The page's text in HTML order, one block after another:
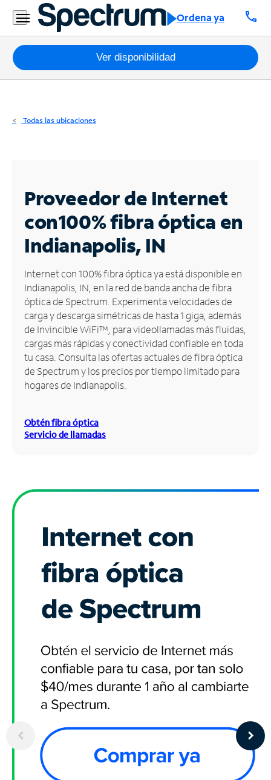
Ordena ya call
Residencial
Business
Paquetes
Internet
Business
Contáctanos
Inglés
Administrar
cuenta
Encuentra
una
tienda
Ver disponibilidad
Todas las ubicaciones
Proveedor de Internet
con100% fibra óptica en
Indianapolis, IN
Internet con 100% fibra óptica ya está disponible en
Indianapolis, IN, en la red de banda ancha de fibra
óptica de Spectrum. Experimenta velocidades de
carga y descarga simétricas de hasta 1 giga, además
de Invincible WiFi™, para videollamadas más fluidas,
cargas más rápidas y conectividad confiable en toda
tu casa. Consulta las ofertas actuales de fibra óptica
de Spectrum y los precios por tiempo limitado para
hogares de Indianapolis.
Obtén fibra óptica
Servicio de llamadas